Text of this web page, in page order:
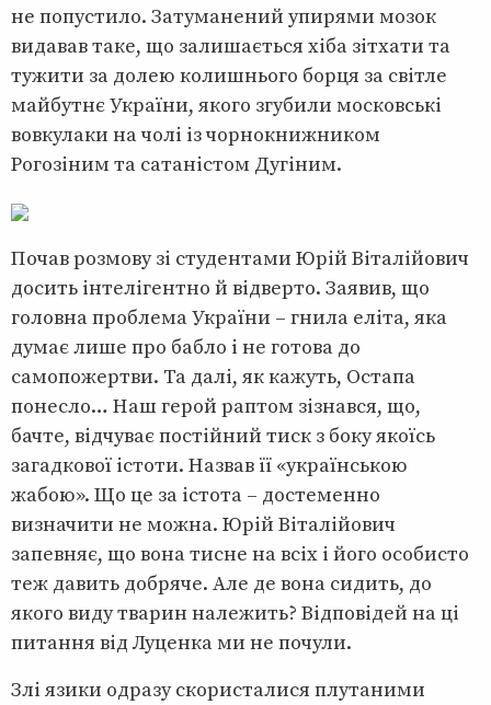
не попустило. Затуманений упирями мозок
видавав таке, що залишається хіба зітхати та
тужити за долею колишнього борця за світле
майбутнє України, якого згубили московські
вовкулаки на чолі із чорнокнижником
Рогозіним та сатаністом Дугіним.
Почав розмову зі студентами Юрій Віталійович
досить інтелігентно й відверто. Заявив, що
головна проблема України – гнила еліта, яка
думає лише про бабло і не готова до
самопожертви. Та далі, як кажуть, Остапа
понесло… Наш герой раптом зізнався, що,
бачте, відчуває постійний тиск з боку якоїсь
загадкової істоти. Назвав її «українською
жабою». Що це за істота – достеменно
визначити не можна. Юрій Віталійович
запевняє, що вона тисне на всіх і його особисто
теж давить добряче. Але де вона сидить, до
якого виду тварин належить? Відповідей на ці
питання від Луценка ми не почули.
Злі язики одразу скористалися плутаними